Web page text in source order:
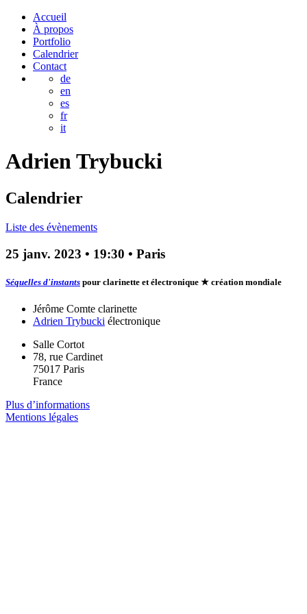
Accueil
À propos
Portfolio
Calendrier
Contact
de
en
es
fr
it
AdrienTrybucki
Calendrier
Liste des évènements
25 janv. 2023 • 19:30 • Paris
Séquelles d'instants pour clarinette et électronique ★ création mondiale
Jérôme Comte clarinette
Adrien Trybucki électronique
Salle Cortot
78, rue Cardinet
75017 Paris
France
Plus d’informations
Mentions légales